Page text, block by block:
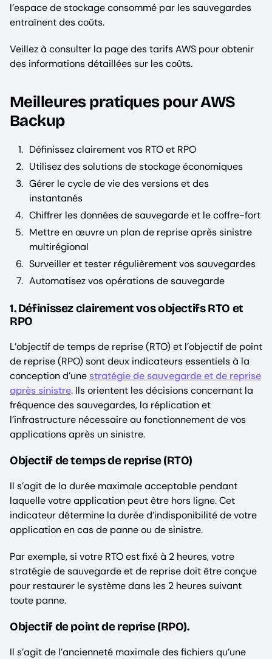
l’espace de stockage consommé par les sauvegardes
entraînent des coûts.
Veillez à consulter la page des tarifs AWS pour obtenir
des informations détaillées sur les coûts.
Meilleures pratiques pour AWS
Backup
Définissez clairement vos RTO et RPO
Utilisez des solutions de stockage économiques
Gérer le cycle de vie des versions et des
instantanés
Chiffrer les données de sauvegarde et le coffre-fort
Mettre en œuvre un plan de reprise après sinistre
multirégional
Surveiller et tester régulièrement vos sauvegardes
Automatisez vos opérations de sauvegarde
1. Définissez clairement vos objectifs RTO et
RPO
L’objectif de temps de reprise (RTO) et l’objectif de point
de reprise (RPO) sont deux indicateurs essentiels à la
conception d’une stratégie de sauvegarde et de reprise
après sinistre. Ils orientent les décisions concernant la
fréquence des sauvegardes, la réplication et
l’infrastructure nécessaire au fonctionnement de vos
applications après un sinistre.
Objectif de temps de reprise (RTO)
Il s’agit de la durée maximale acceptable pendant
laquelle votre application peut être hors ligne. Cet
indicateur détermine la durée d’indisponibilité de votre
application en cas de panne ou de sinistre.
Par exemple, si votre RTO est fixé à 2 heures, votre
stratégie de sauvegarde et de reprise doit être conçue
pour restaurer le système dans les 2 heures suivant
toute panne.
Objectif de point de reprise (RPO).
Il s’agit de l’ancienneté maximale des fichiers qu’une